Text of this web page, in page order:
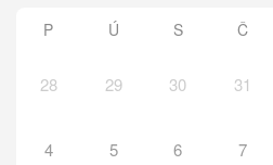
P Ú S Č
28 29 30 31
4 5 6 7